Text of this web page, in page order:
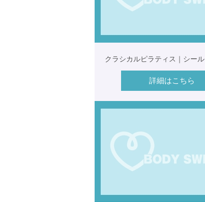
クラシカルピラティス｜シール
詳細はこちら